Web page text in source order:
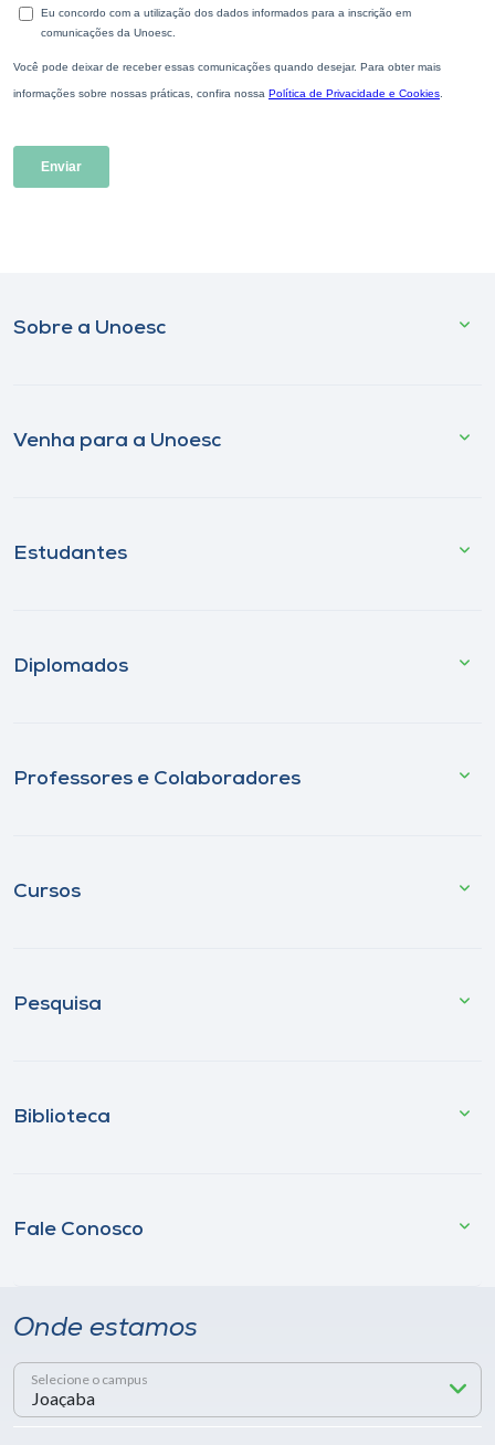
Sobre a Unoesc
Venha para a Unoesc
Estudantes
Diplomados
Professores e Colaboradores
Cursos
Pesquisa
Biblioteca
Fale Conosco
Onde estamos
Selecione o campus